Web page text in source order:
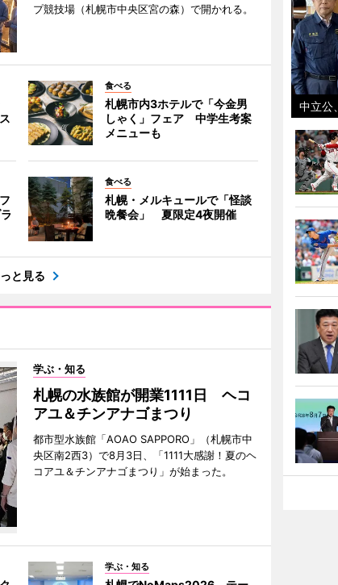
プ競技場（札幌市中央区宮の森）で開かれる。
食べる
札幌市内3ホテルで「今金男
しゃく」フェア 中学生考案
メニューも
食べる
札幌・メルキュールで「怪談
晩餐会」 夏限定4夜開催
と見る
学ぶ・知る
札幌の水族館が開業1111日 ヘコ
アユ＆チンアナゴまつり
都市型水族館「AOAO SAPPORO」（札幌市中
央区南2西3）で8月3日、「1111大感謝！夏のヘ
コアユ＆チンアナゴまつり」が始まった。
学ぶ・知る
中立公